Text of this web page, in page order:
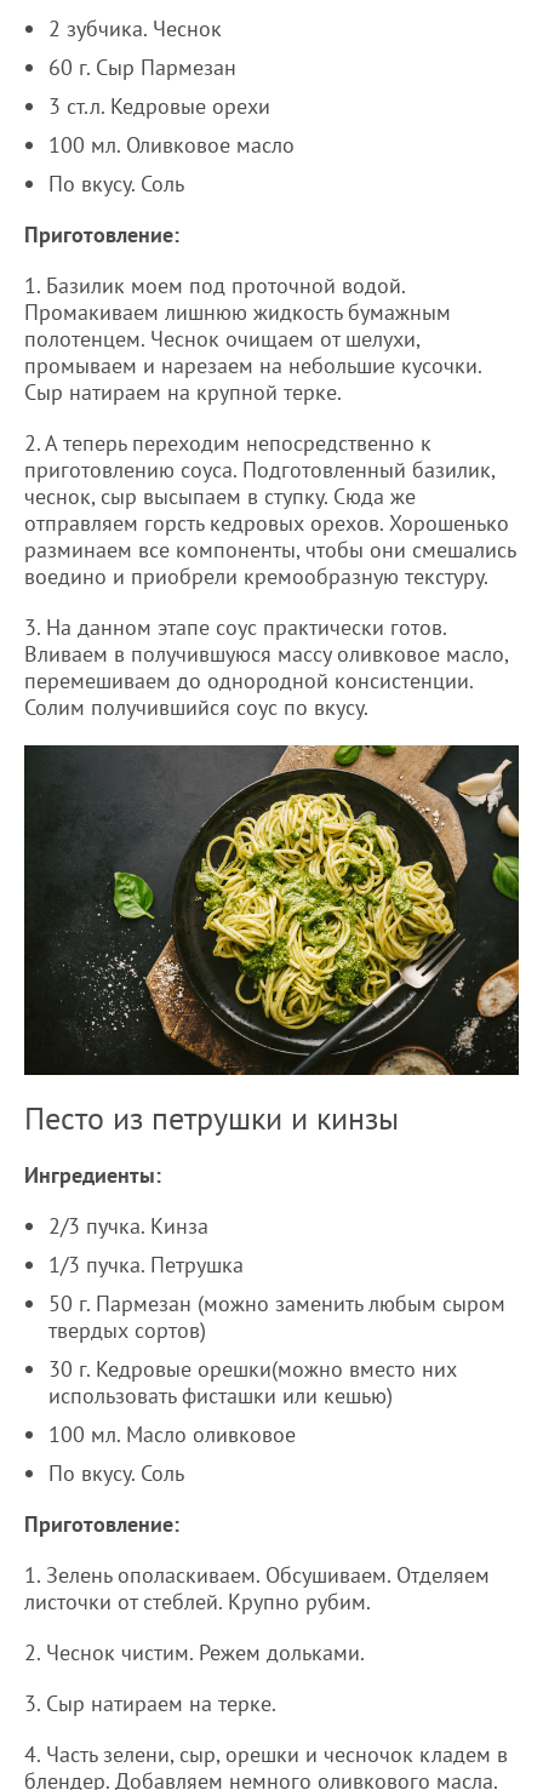
2 зубчика. Чеснок
60 г. Сыр Пармезан
3 ст.л. Кедровые орехи
100 мл. Оливковое масло
По вкусу. Соль
Приготовление:
1. Базилик моем под проточной водой.
Промакиваем лишнюю жидкость бумажным
полотенцем. Чеснок очищаем от шелухи,
промываем и нарезаем на небольшие кусочки.
Сыр натираем на крупной терке.
2. А теперь переходим непосредственно к
приготовлению соуса. Подготовленный базилик,
чеснок, сыр высыпаем в ступку. Сюда же
отправляем горсть кедровых орехов. Хорошенько
разминаем все компоненты, чтобы они смешались
воедино и приобрели кремообразную текстуру.
3. На данном этапе соус практически готов.
Вливаем в получившуюся массу оливковое масло,
перемешиваем до однородной консистенции.
Солим получившийся соус по вкусу.
Песто из петрушки и кинзы
Ингредиенты:
2/3 пучка. Кинза
1/3 пучка. Петрушка
50 г. Пармезан (можно заменить любым сыром
твердых сортов)
30 г. Кедровые орешки(можно вместо них
использовать фисташки или кешью)
100 мл. Масло оливковое
По вкусу. Соль
Приготовление:
1. Зелень ополаскиваем. Обсушиваем. Отделяем
листочки от стеблей. Крупно рубим.
2. Чеснок чистим. Режем дольками.
3. Сыр натираем на терке.
4. Часть зелени, сыр, орешки и чесночок кладем в
блендер. Добавляем немного оливкового масла.